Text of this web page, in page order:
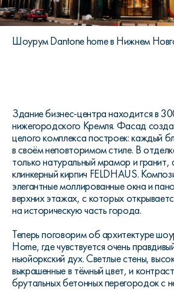
Шоурум Dantone home в Нижнем
Здание бизнес-центра находится в
нижегородского Кремля. Фасад
целого комплекса построек: каждый
в своём неповторимом стиле. В
только натуральный мрамор и гранит,
клинкерный кирпич FELDHAUS.
элегантные моллированные окна и
верхних этажах, с которых
на историческую часть города.
Теперь поговорим об архитектуре
Home, где чувствуется очень
ньюйоркский дух. Светлые стены,
выкрашенные в тёмный цвет, и
брутальных бетонных перегородок с